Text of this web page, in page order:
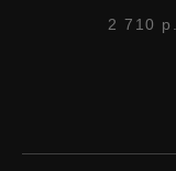
2 710 р.